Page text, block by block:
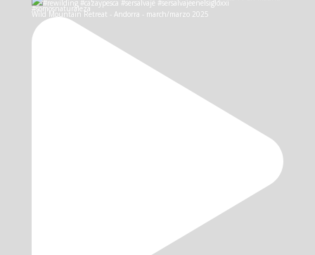
Wild Mountain Retreat - Andorra - march/marzo 2025